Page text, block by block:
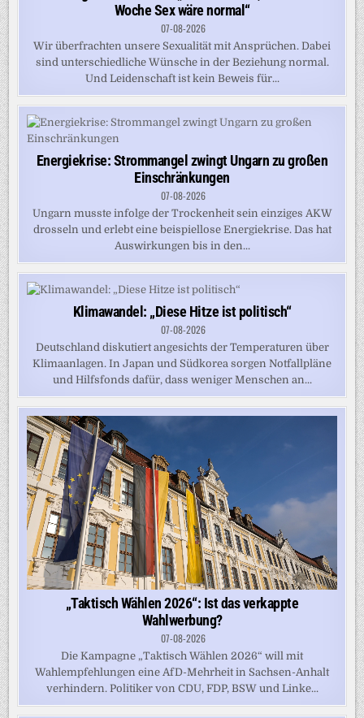
Woche Sex wäre normal“
07-08-2026
Wir überfrachten unsere Sexualität mit Ansprüchen. Dabei
sind unterschiedliche Wünsche in der Beziehung normal.
Und Leidenschaft ist kein Beweis für...
Energiekrise: Strommangel zwingt Ungarn zu großen
Einschränkungen
07-08-2026
Ungarn musste infolge der Trockenheit sein einziges AKW
drosseln und erlebt eine beispiellose Energiekrise. Das hat
Auswirkungen bis in den...
Klimawandel: „Diese Hitze ist politisch“
07-08-2026
Deutschland diskutiert angesichts der Temperaturen über
Klimaanlagen. In Japan und Südkorea sorgen Notfallpläne
und Hilfsfonds dafür, dass weniger Menschen an...
„Taktisch Wählen 2026“: Ist das verkappte
Wahlwerbung?
07-08-2026
Die Kampagne „Taktisch Wählen 2026“ will mit
Wahlempfehlungen eine AfD-Mehrheit in Sachsen-Anhalt
verhindern. Politiker von CDU, FDP, BSW und Linke...